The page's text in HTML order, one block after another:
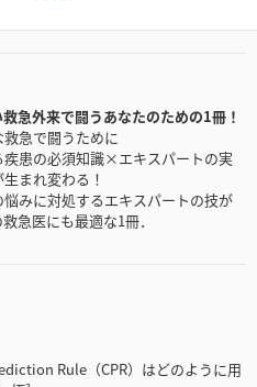
急外来で闘うあなたのための1冊！
急で闘うために
患の必須知識×エキスパートの実
まれ変わる！
みに対処するエキスパートの技が
急医にも最適な1冊．
Rule（CPR）はどのように用